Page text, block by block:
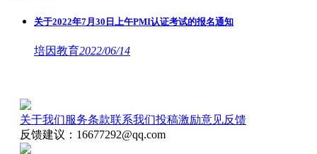
关于2022年7月30日上午PMI认证考试的报名通知
培因教育2022/06/14
关于我们服务条款联系我们投稿激励意见反馈
反馈建议：16677292@qq.com